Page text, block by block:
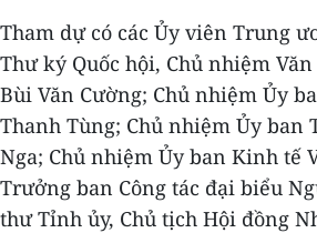
Tham dự có các Ủy viên Trung
Thư ký Quốc hội, Chủ nhiệm
Bùi Văn Cường; Chủ nhiệm Ủy
Thanh Tùng; Chủ nhiệm Ủy ban
Nga; Chủ nhiệm Ủy ban Kinh tế
Trưởng ban Công tác đại biểu
thư Tỉnh ủy, Chủ tịch Hội đồng